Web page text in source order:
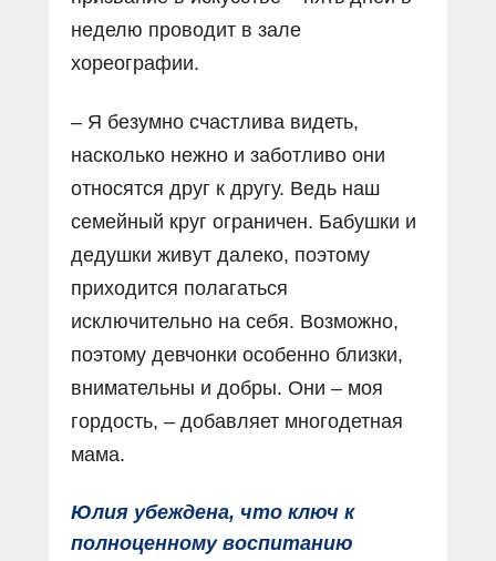
неделю проводит в зале
хореографии.
– Я безумно счастлива видеть,
насколько нежно и заботливо они
относятся друг к другу. Ведь наш
семейный круг ограничен. Бабушки и
дедушки живут далеко, поэтому
приходится полагаться
исключительно на себя. Возможно,
поэтому девчонки особенно близки,
внимательны и добры. Они – моя
гордость, – добавляет многодетная
мама.
Юлия убеждена, что ключ к
полноценному воспитанию